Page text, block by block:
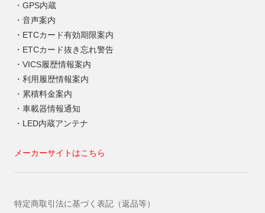
・GPS内蔵
・音声案内
・ETCカード有効期限案内
・ETCカード抜き忘れ警告
・VICS履歴情報案内
・利用履歴情報案内
・累積料金案内
・車載器情報通知
・LED内蔵アンテナ
メーカーサイトはこちら
特定商取引法に基づく表記（返品等）